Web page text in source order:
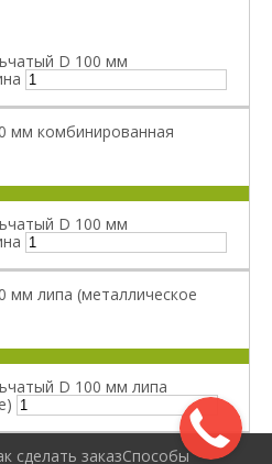
D 100 мм
мм комбинированная
D 100 мм
мм липа (металлическое
D 100 мм липа
сделать заказСпособы